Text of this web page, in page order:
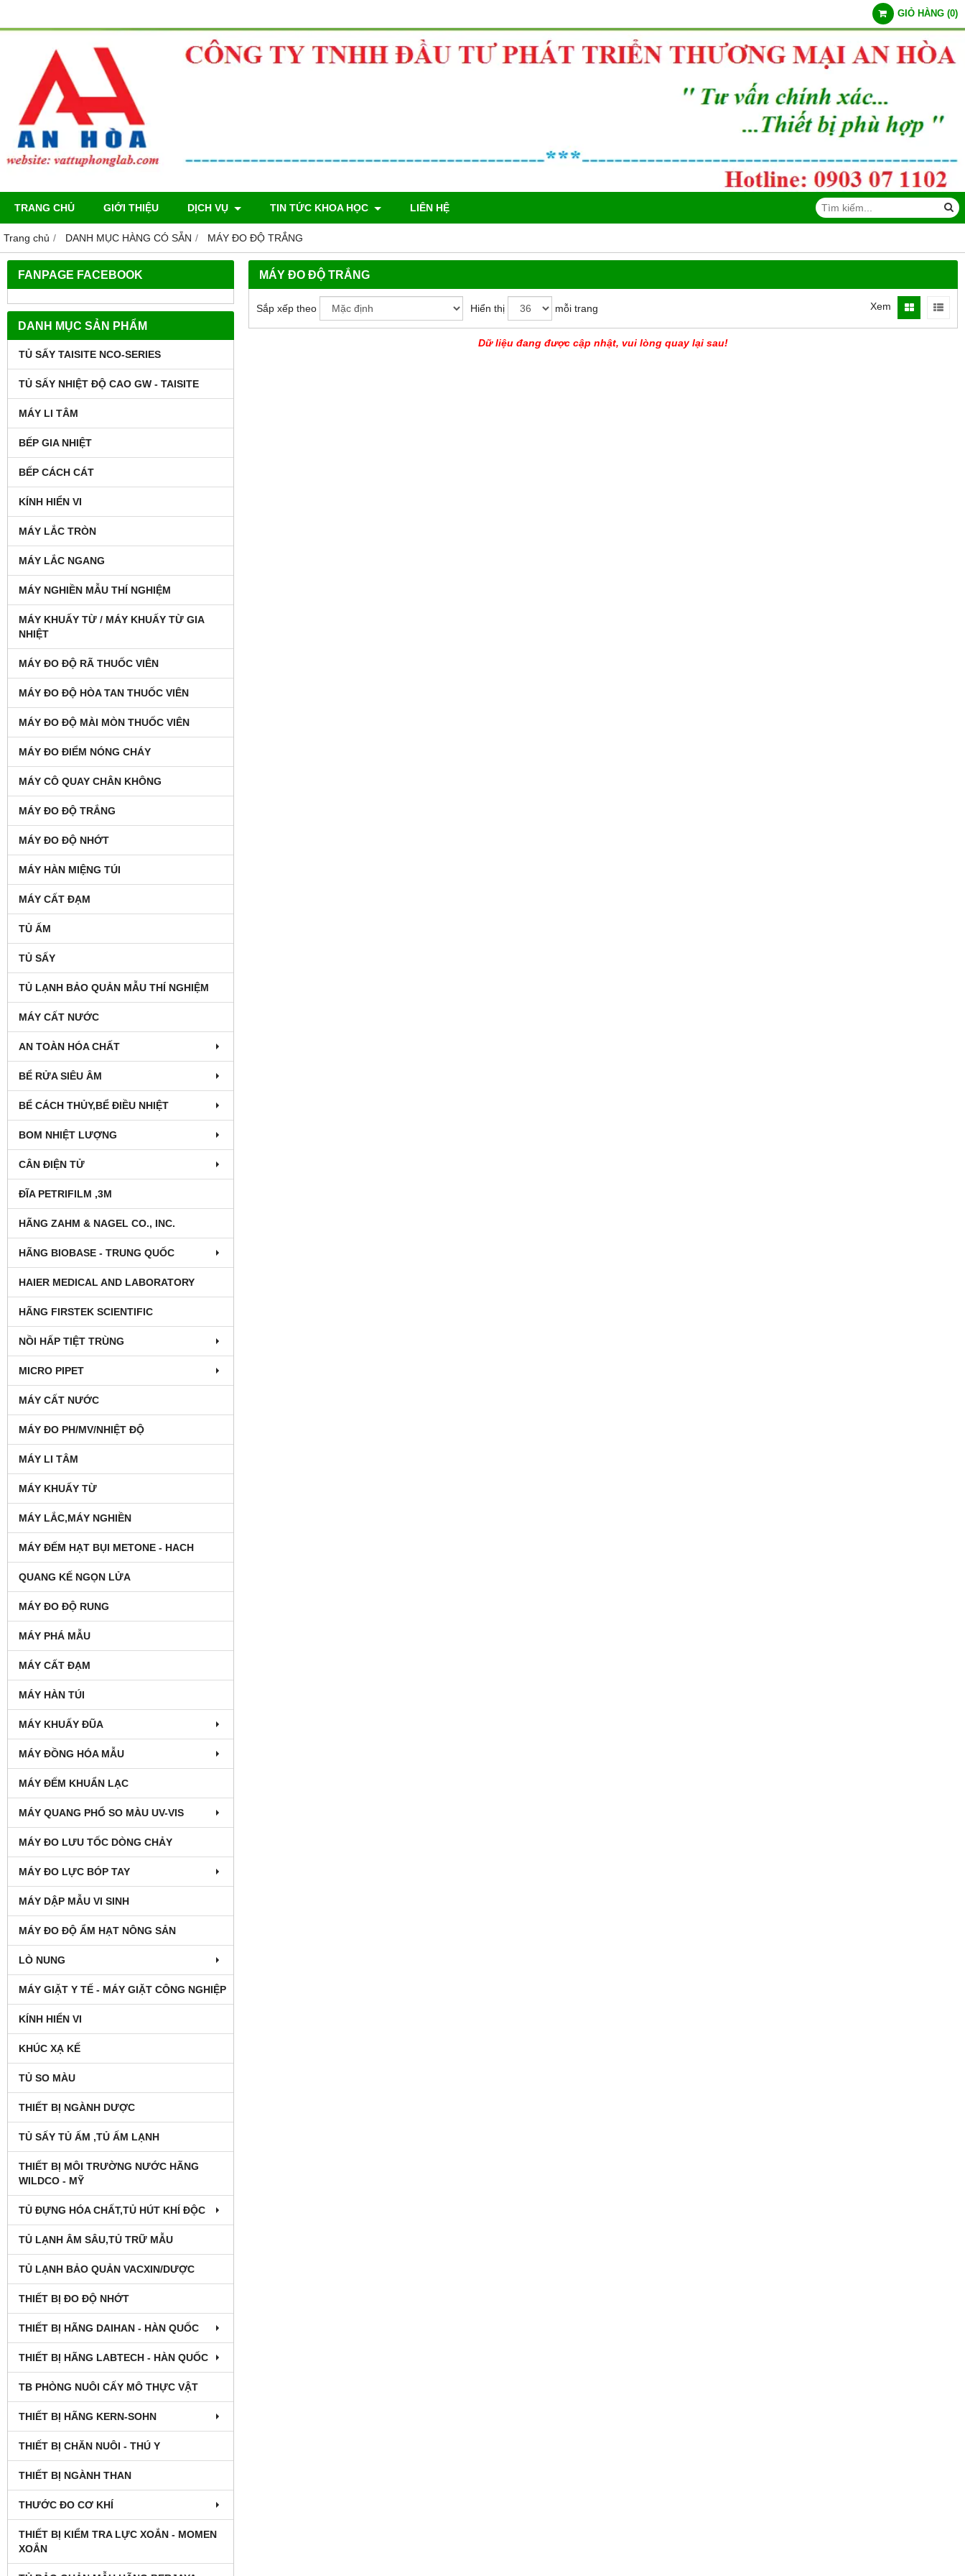
GIỎ HÀNG (0)
TRANG CHỦ GIỚI THIỆU DỊCH VỤ TIN TỨC KHOA HỌC LIÊN HỆ
Trang chủ DANH MỤC HÀNG CÓ SẴN MÁY ĐO ĐỘ TRẮNG
FANPAGE FACEBOOK
DANH MỤC SẢN PHẨM
TỦ SẤY TAISITE NCO-SERIES
TỦ SẤY NHIỆT ĐỘ CAO GW - TAISITE
MÁY LI TÂM
BẾP GIA NHIỆT
BẾP CÁCH CÁT
KÍNH HIỂN VI
MÁY LẮC TRÒN
MÁY LẮC NGANG
MÁY NGHIỀN MẪU THÍ NGHIỆM
MÁY KHUẤY TỪ / MÁY KHUẤY TỪ GIA
NHIỆT
MÁY ĐO ĐỘ RÃ THUỐC VIÊN
MÁY ĐO ĐỘ HÒA TAN THUỐC VIÊN
MÁY ĐO ĐỘ MÀI MÒN THUỐC VIÊN
MÁY ĐO ĐIỂM NÓNG CHÁY
MÁY CÔ QUAY CHÂN KHÔNG
MÁY ĐO ĐỘ TRẮNG
MÁY ĐO ĐỘ NHỚT
MÁY HÀN MIỆNG TÚI
MÁY CẤT ĐẠM
TỦ ẤM
TỦ SẤY
TỦ LẠNH BẢO QUẢN MẪU THÍ NGHIỆM
MÁY CẤT NƯỚC
AN TOÀN HÓA CHẤT
BỂ RỬA SIÊU ÂM
BỂ CÁCH THỦY,BỂ ĐIỀU NHIỆT
BOM NHIỆT LƯỢNG
CÂN ĐIỆN TỬ
ĐĨA PETRIFILM ,3M
HÃNG ZAHM & NAGEL CO., INC.
HÃNG BIOBASE - TRUNG QUỐC
HAIER MEDICAL AND LABORATORY
HÃNG FIRSTEK SCIENTIFIC
NỒI HẤP TIỆT TRÙNG
MICRO PIPET
MÁY CẤT NƯỚC
MÁY ĐO PH/MV/NHIỆT ĐỘ
MÁY LI TÂM
MÁY KHUẤY TỪ
MÁY LẮC,MÁY NGHIỀN
MÁY ĐẾM HẠT BỤI METONE - HACH
QUANG KẾ NGỌN LỬA
MÁY ĐO ĐỘ RUNG
MÁY PHÁ MẪU
MÁY CẤT ĐẠM
MÁY HÀN TÚI
MÁY KHUẤY ĐŨA
MÁY ĐỒNG HÓA MẪU
MÁY ĐẾM KHUẨN LẠC
MÁY QUANG PHỔ SO MÀU UV-VIS
MÁY ĐO LƯU TỐC DÒNG CHẢY
MÁY ĐO LỰC BÓP TAY
MÁY DẬP MẪU VI SINH
MÁY ĐO ĐỘ ẨM HẠT NÔNG SẢN
LÒ NUNG
MÁY GIẶT Y TẾ - MÁY GIẶT CÔNG NGHIỆP
KÍNH HIỂN VI
KHÚC XẠ KẾ
TỦ SO MÀU
THIẾT BỊ NGÀNH DƯỢC
TỦ SẤY TỦ ẤM ,TỦ ẤM LẠNH
THIẾT BỊ MÔI TRƯỜNG NƯỚC HÃNG
WILDCO - MỸ
TỦ ĐỰNG HÓA CHẤT,TỦ HÚT KHÍ ĐỘC
TỦ LẠNH ÂM SÂU,TỦ TRỮ MẪU
TỦ LẠNH BẢO QUẢN VACXIN/DƯỢC
THIẾT BỊ ĐO ĐỘ NHỚT
THIẾT BỊ HÃNG DAIHAN - HÀN QUỐC
THIẾT BỊ HÃNG LABTECH - HÀN QUỐC
TB PHÒNG NUÔI CẤY MÔ THỰC VẬT
THIẾT BỊ HÃNG KERN-SOHN
THIẾT BỊ CHĂN NUÔI - THÚ Y
THIẾT BỊ NGÀNH THAN
THƯỚC ĐO CƠ KHÍ
THIẾT BỊ KIỂM TRA LỰC XOẮN - MOMEN
XOẮN
MÁY ĐO ĐỘ TRẮNG
Sắp xếp theo Hiển thị mỗi trang Xem
Dữ liệu đang được cập nhật, vui lòng quay lại sau!